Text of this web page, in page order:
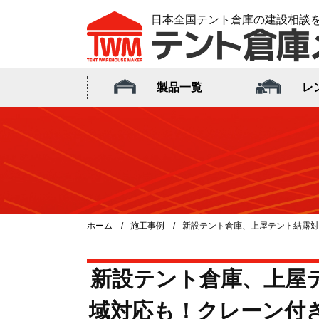
日本全国テント倉庫の建設相談
製品一覧 レ
ホーム 施工事例 新設テント倉庫、上屋テント結露
新設テント倉庫、上屋
域対応も！クレーン付